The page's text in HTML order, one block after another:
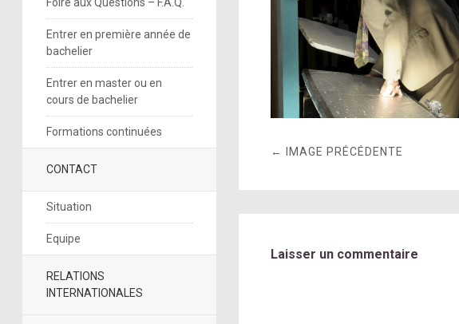
Entrer en première année de
bachelier
Entrer en master ou en
cours de bachelier
Formations continuées
CONTACT
Situation
Equipe
RELATIONS
INTERNATIONALES
← IMAGE PRÉCÉDENTE
Laisser un commentaire